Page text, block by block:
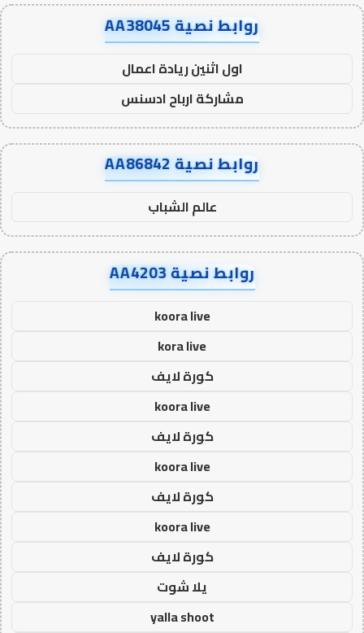
روابط نصية AA38045
اول اثنين ريادة اعمال
مشاركة ارباح ادسنس
روابط نصية AA86842
عالم الشباب
روابط نصية AA4203
koora live
kora live
كورة لايف
koora live
كورة لايف
koora live
كورة لايف
koora live
كورة لايف
يلا شوت
yalla shoot